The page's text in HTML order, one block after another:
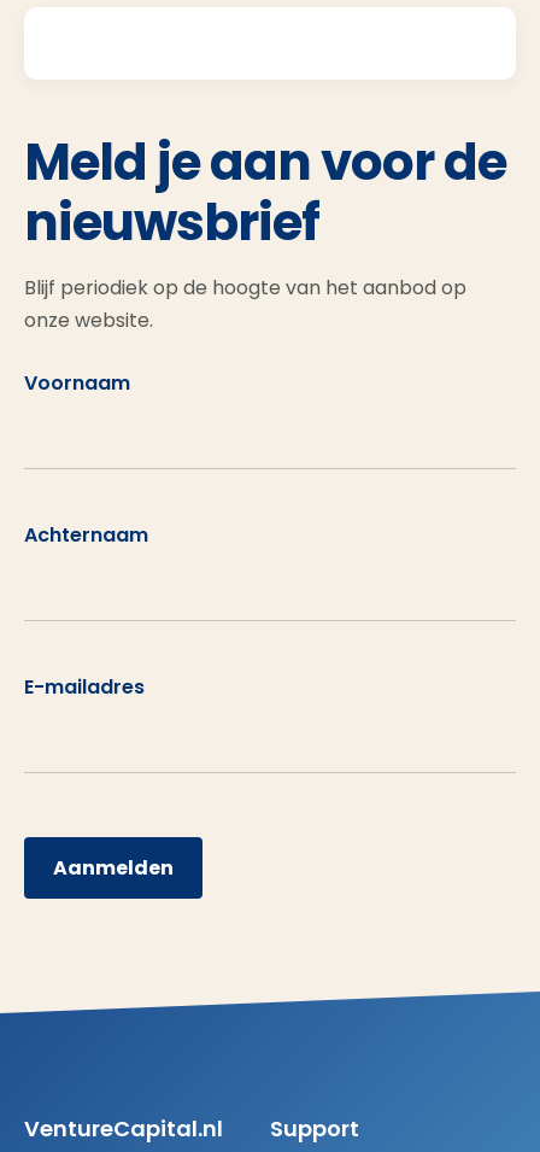
Meld je aan voor de
nieuwsbrief
Blijf periodiek op de hoogte van het aanbod op
onze website.
Voornaam
Achternaam
E-mailadres
Aanmelden
VentureCapital.nl Support